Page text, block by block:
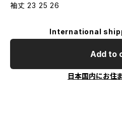
袖丈 23 25 26
International
Add to
日本国内にお住